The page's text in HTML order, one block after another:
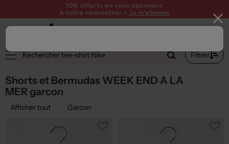
10€ offerts en vous abonnant
à notre newsletter > Je m'abonne
Filtrer
Shorts et Bermudas WEEK END A LA
MER garcon
Afficher tout Garçon